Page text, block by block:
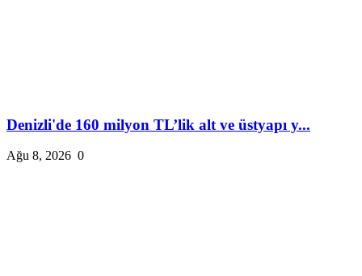
Denizli'de 160 milyon TL’lik alt ve üstyapı y...
Ağu 8, 2026 0